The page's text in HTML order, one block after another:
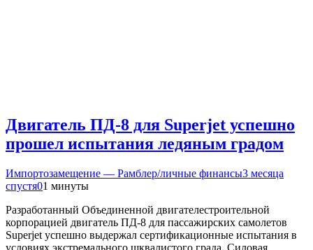
Двигатель ПД-8 для Superjet успешно
прошел испытания ледяным градом
Импортозамещение — Рамблер/личные финансы3 месяца
спустя01 минуты
Разработанный Объединенной двигателестроительной
корпорацией двигатель ПД-8 для пассажирских самолетов
Superjet успешно выдержал сертификационные испытания в